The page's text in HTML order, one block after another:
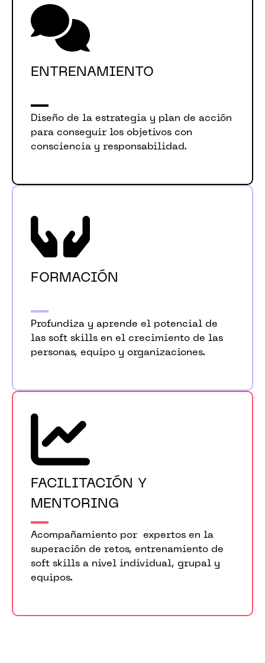
ENTRENAMIENTO
Diseño de la estrategia y plan de acción
para conseguir los objetivos con
consciencia y responsabilidad.
FORMACIÓN
Profundiza y aprende el potencial de
las soft skills en el crecimiento de las
personas, equipo y organizaciones.
FACILITACIÓN Y
MENTORING
Acompañamiento por expertos en la
superación de retos, entrenamiento de
soft skills a nivel individual, grupal y
equipos.